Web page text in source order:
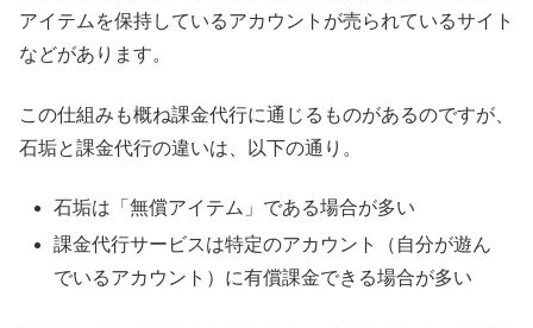
アイテムを保持しているアカウントが売られているサイト
などがあります。
この仕組みも概ね課金代行に通じるものがあるのですが、
石垢と課金代行の違いは、以下の通り。
石垢は「無償アイテム」である場合が多い
課金代行サービスは特定のアカウント（自分が遊ん
でいるアカウント）に有償課金できる場合が多い